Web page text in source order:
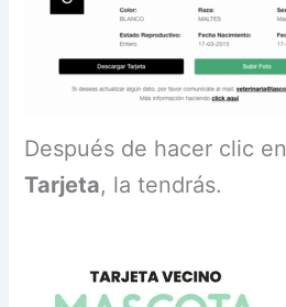
Después de hacer clic en
Tarjeta, la tendrás.